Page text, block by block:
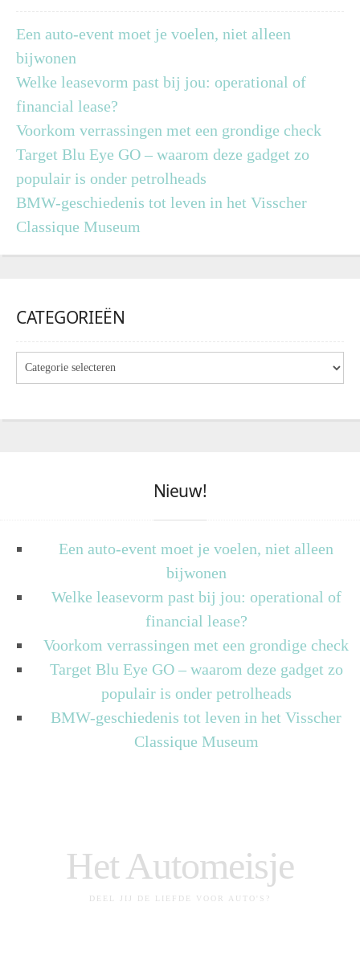
Een auto-event moet je voelen, niet alleen
bijwonen
Welke leasevorm past bij jou: operational of
financial lease?
Voorkom verrassingen met een grondige check
Target Blu Eye GO – waarom deze gadget zo
populair is onder petrolheads
BMW-geschiedenis tot leven in het Visscher
Classique Museum
CATEGORIEËN
Nieuw!
Een auto-event moet je voelen, niet alleen
bijwonen
Welke leasevorm past bij jou: operational of
financial lease?
Voorkom verrassingen met een grondige check
Target Blu Eye GO – waarom deze gadget zo
populair is onder petrolheads
BMW-geschiedenis tot leven in het Visscher
Classique Museum
Het Automeisje
DEEL JIJ DE LIEFDE VOOR AUTO'S?